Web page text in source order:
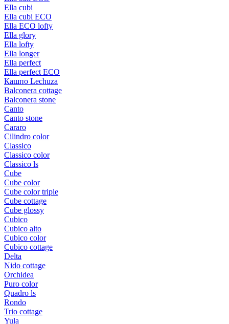
Ella cubi
Ella cubi ECO
Ella ECO lofty
Ella glory
Ella lofty
Ella longer
Ella perfect
Ella perfect ECO
Кашпо Lechuza
Balconera cottage
Balconera stone
Canto
Canto stone
Cararo
Cilindro color
Classico
Classico color
Classico ls
Cube
Cube color
Cube color triple
Cube cottage
Cube glossy
Cubico
Cubico alto
Cubico color
Cubico cottage
Delta
Nido cottage
Orchidea
Puro color
Quadro ls
Rondo
Trio cottage
Yula